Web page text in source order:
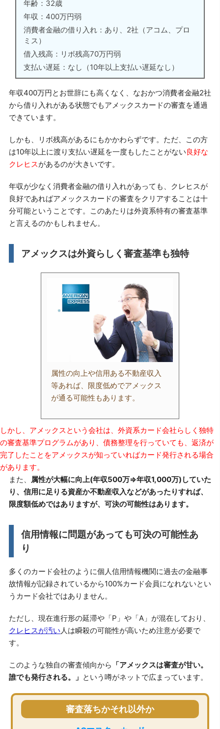
年齢：32歳
年収：400万円弱
消費者金融の借り入れ：あり、2社（アコム、プロ
ミス）
借入残高：リボ残高70万円弱
支払い遅延：なし（10年以上支払い遅延なし）
年収400万円とお世辞にも高くなく、なおかつ消費者金融2社
から借り入れがある状態でもアメックスカードの審査を通過
できています。
しかも、リボ残高があるにもかかわらずです。ただ、この方
は10年以上に渡り支払い遅延を一度もしたことがない良好な
クレヒスがあるのが大きいです。
年収が少なく消費者金融の借り入れがあっても、クレヒスが
良好であればアメックスカードの審査をクリアすることは十
分可能ということです。このあたりは外資系特有の審査基準
と言えるのかもしれません。
アメックスは外資らしく審査基準も独特
属性の向上や信用ある不動産収入
等あれば、限度低めでアメックス
が通る可能性もあります。
しかし、アメックスという会社は、外資系カード会社らしく独特
の審査基準プログラムがあり、債務整理を行っていても、返済が
完了したことをアメックスが知っていればカード発行される場合
があります。
また、 属性が大幅に向上(年収500万⇒年収1,000万)していた
り、信用に足りる資産か不動産収入などがあったりすれば、
限度額低めではありますが、可決の可能性はあります。
信用情報に問題があっても可決の可能性あ
り
多くのカード会社のように個人信用情報機関に過去の金融事
故情報が記録されているから100%カード会員になれないとい
うカード会社ではありません。
ただし、現在進行形の延滞や「P」や「A」が混在しており、
クレヒスが汚い人は瞬殺の可能性が高いため注意が必要で
す。
このような独自の審査傾向から 「アメックスは審査が甘い。
誰でも発行される。」 という噂がネットで広まっています。
審査落ちかそれ以外か